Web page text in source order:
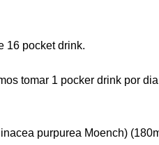
16 pocket drink.
tomar 1 pocker drink por
purpurea Moench)